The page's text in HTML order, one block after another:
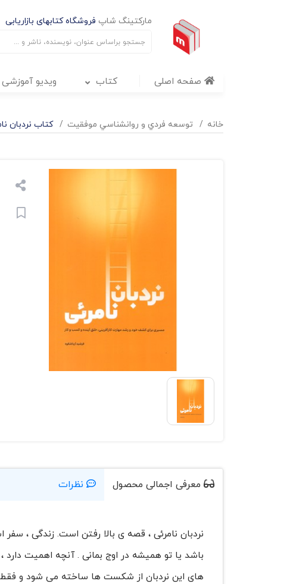
مارکتینگ شاپ فروشگاه کتابهای بازاریابی
صفحه اصلی کتاب ویدیو آموزشی
خانه توسعه فردي و روانشناسي موفقيت کتاب نردبان
معرفی اجمالی محصول نظرات
نردبان نامرئی ، قصه ی بالا رفتن است. زندگی ،
باشد یا تو همیشه در اوج بمانی . آنچه اهمیت
های این نردبان از شکست ها ساخته می شود و